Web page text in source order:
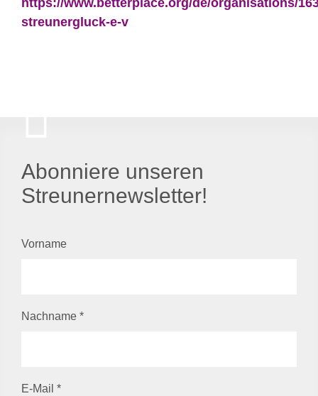
streunergluck-e-v
Abonniere unseren
Streunernewsletter!
Vorname
Nachname *
E-Mail *